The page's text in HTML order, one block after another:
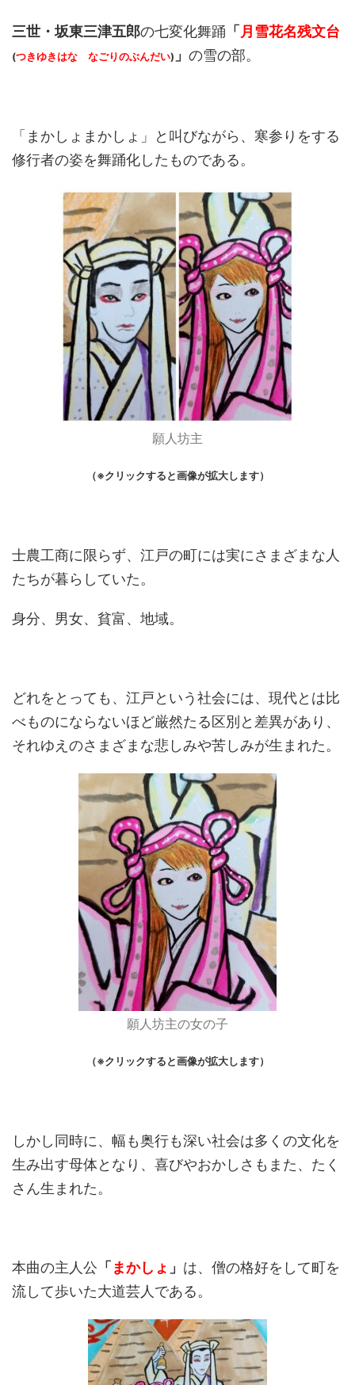
三世・坂東三津五郎の七変化舞踊 「 月雪花名残文台
(つきゆきはな なごりのぶんだい) 」 の雪の部。
「まかしょまかしょ」と叫びながら、寒参りをする
修行者の姿を舞踊化したものである。
願人坊主
（※クリックすると画像が拡大します）
士農工商に限らず、江戸の町には実にさまざまな人
たちが暮らしていた。
身分、男女、貧富、地域。
どれをとっても、江戸という社会には、現代とは比
べものにならないほど厳然たる区別と差異があり、
それゆえのさまざまな悲しみや苦しみが生まれた。
願人坊主の女の子
（※クリックすると画像が拡大します）
しかし同時に、幅も奥行も深い社会は多くの文化を
生み出す母体となり、喜びやおかしさもまた、たく
さん生まれた。
本曲の主人公 「 まかしょ 」 は、僧の格好をして町を
流して歩いた大道芸人である。